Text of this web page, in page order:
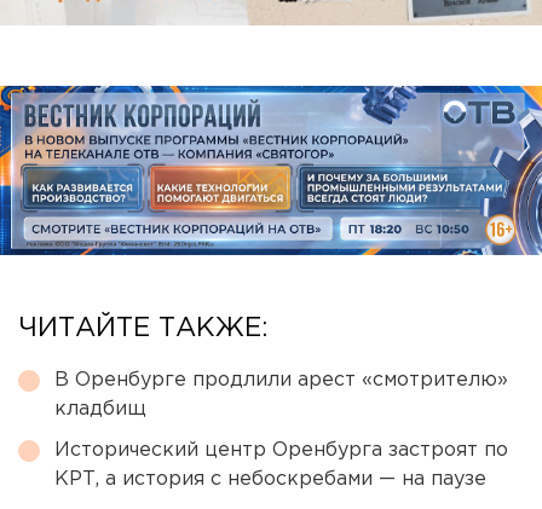
ЧИТАЙТЕ ТАКЖЕ:
В Оренбурге продлили арест «смотрителю»
кладбищ
Исторический центр Оренбурга застроят по
КРТ, а история с небоскребами — на паузе